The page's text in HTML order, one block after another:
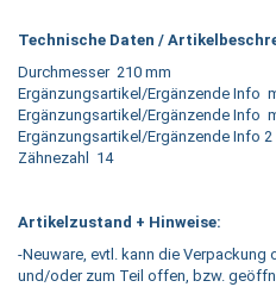
Technische Daten /
Durchmesser 210 mm
Ergänzungsartikel/Ergänzende Info
Ergänzungsartikel/Ergänzende Info
Ergänzungsartikel/Ergänzende Info
Zähnezahl 14
Artikelzustand + Hinweise:
-Neuware, evtl. kann die
und/oder zum Teil offen, bzw.